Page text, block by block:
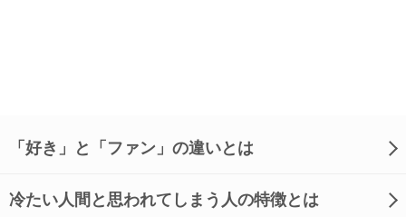
「好き」と「ファン」の違いとは
冷たい人間と思われてしまう人の特徴とは